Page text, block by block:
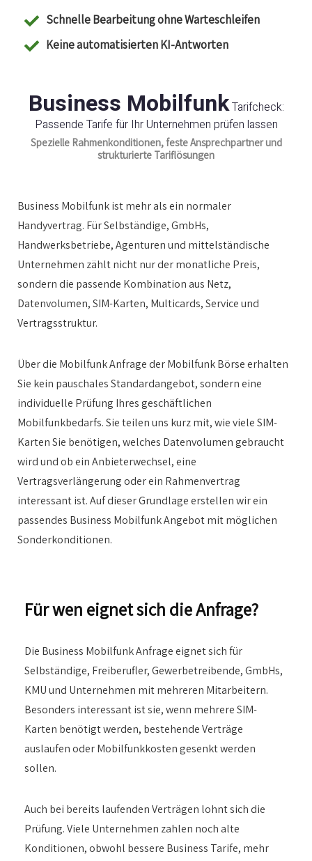
Schnelle Bearbeitung ohne Warteschleifen
Keine automatisierten KI-Antworten
Business MobilfunkTarifcheck:
Passende Tarife für Ihr Unternehmen prüfen lassen
Spezielle Rahmenkonditionen, feste Ansprechpartner und
strukturierte Tariflösungen
Business Mobilfunk ist mehr als ein normaler
Handyvertrag. Für Selbständige, GmbHs,
Handwerksbetriebe, Agenturen und mittelständische
Unternehmen zählt nicht nur der monatliche Preis,
sondern die passende Kombination aus Netz,
Datenvolumen, SIM-Karten, Multicards, Service und
Vertragsstruktur.
Über die Mobilfunk Anfrage der Mobilfunk Börse erhalten
Sie kein pauschales Standardangebot, sondern eine
individuelle Prüfung Ihres geschäftlichen
Mobilfunkbedarfs. Sie teilen uns kurz mit, wie viele SIM-
Karten Sie benötigen, welches Datenvolumen gebraucht
wird und ob ein Anbieterwechsel, eine
Vertragsverlängerung oder ein Rahmenvertrag
interessant ist. Auf dieser Grundlage erstellen wir ein
passendes Business Mobilfunk Angebot mit möglichen
Sonderkonditionen.
Für wen eignet sich die Anfrage?
Die Business Mobilfunk Anfrage eignet sich für
Selbständige, Freiberufler, Gewerbetreibende, GmbHs,
KMU und Unternehmen mit mehreren Mitarbeitern.
Besonders interessant ist sie, wenn mehrere SIM-
Karten benötigt werden, bestehende Verträge
auslaufen oder Mobilfunkkosten gesenkt werden
sollen.
Auch bei bereits laufenden Verträgen lohnt sich die
Prüfung. Viele Unternehmen zahlen noch alte
Konditionen, obwohl bessere Business Tarife, mehr